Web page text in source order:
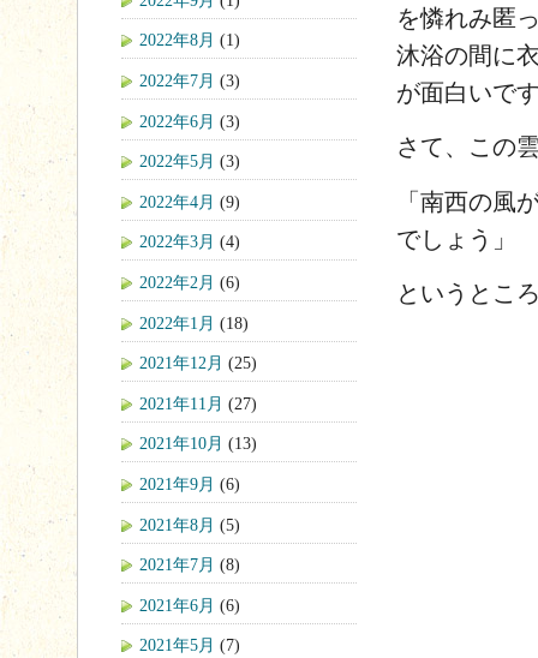
を憐れみ匿
沐浴の間に
が面白いで
さて、この
「南西の風
でしょう」
というとこ
2022年8月 (1)
2022年7月 (3)
2022年6月 (3)
2022年5月 (3)
2022年4月 (9)
2022年3月 (4)
2022年2月 (6)
2022年1月 (18)
2021年12月 (25)
2021年11月 (27)
2021年10月 (13)
2021年9月 (6)
2021年8月 (5)
2021年7月 (8)
2021年6月 (6)
2021年5月 (7)